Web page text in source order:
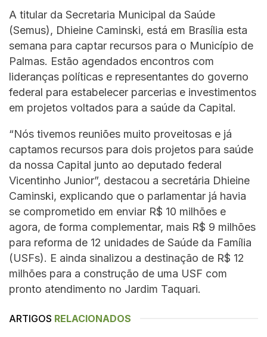
A titular da Secretaria Municipal da Saúde
(Semus), Dhieine Caminski, está em Brasília esta
semana para captar recursos para o Município de
Palmas. Estão agendados encontros com
lideranças políticas e representantes do governo
federal para estabelecer parcerias e investimentos
em projetos voltados para a saúde da Capital.
“Nós tivemos reuniões muito proveitosas e já
captamos recursos para dois projetos para saúde
da nossa Capital junto ao deputado federal
Vicentinho Junior”, destacou a secretária Dhieine
Caminski, explicando que o parlamentar já havia
se comprometido em enviar R$ 10 milhões e
agora, de forma complementar, mais R$ 9 milhões
para reforma de 12 unidades de Saúde da Família
(USFs). E ainda sinalizou a destinação de R$ 12
milhões para a construção de uma USF com
pronto atendimento no Jardim Taquari.
ARTIGOS RELACIONADOS